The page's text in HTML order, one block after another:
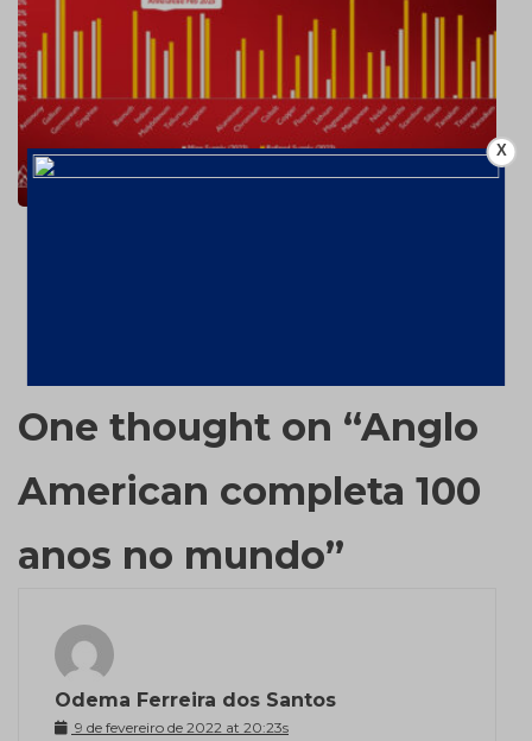
One thought on “Anglo
American completa 100
anos no mundo”
Odema Ferreira dos Santos
9 de fevereiro de 2022 at 20:23s
X